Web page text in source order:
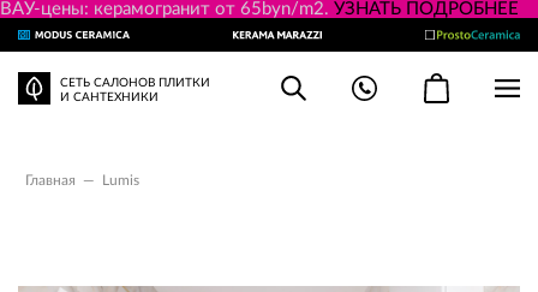
ВАУ-цены: керамогранит от 65byn/m2. УЗНАТЬ ПОДРОБНЕЕ
СЕТЬ САЛОНОВ ПЛИТКИ
И САНТЕХНИКИ
Главная — Lumis